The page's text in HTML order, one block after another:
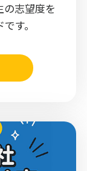
志望度を
す。